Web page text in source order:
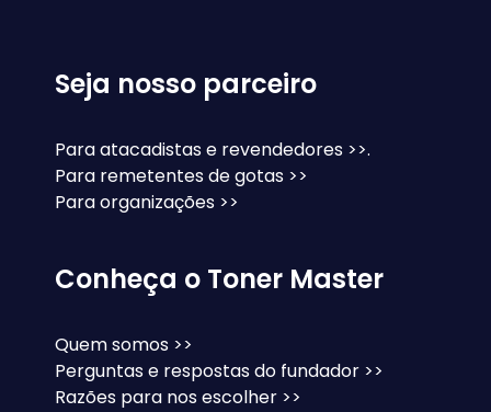
Seja nosso parceiro
Para atacadistas e revendedores >>.
Para remetentes de gotas >>
Para organizações >>
Conheça o Toner Master
Quem somos >>
Perguntas e respostas do fundador >>
Razões para nos escolher >>